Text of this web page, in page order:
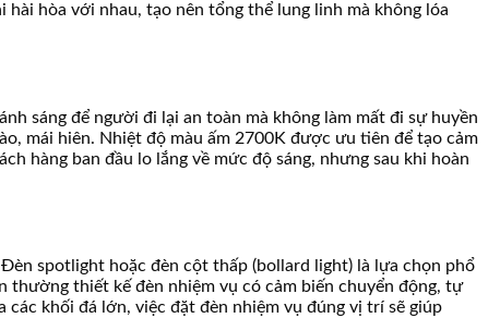
hòa với nhau, tạo nên tổng thể lung linh mà không lóa
sáng để người đi lại an toàn mà không làm mất đi sự huyền
mái hiên. Nhiệt độ màu ấm 2700K được ưu tiên để tạo cảm
hàng ban đầu lo lắng về mức độ sáng, nhưng sau khi hoàn
spotlight hoặc đèn cột thấp (bollard light) là lựa chọn phổ
thường thiết kế đèn nhiệm vụ có cảm biến chuyển động, tự
khối đá lớn, việc đặt đèn nhiệm vụ đúng vị trí sẽ giúp